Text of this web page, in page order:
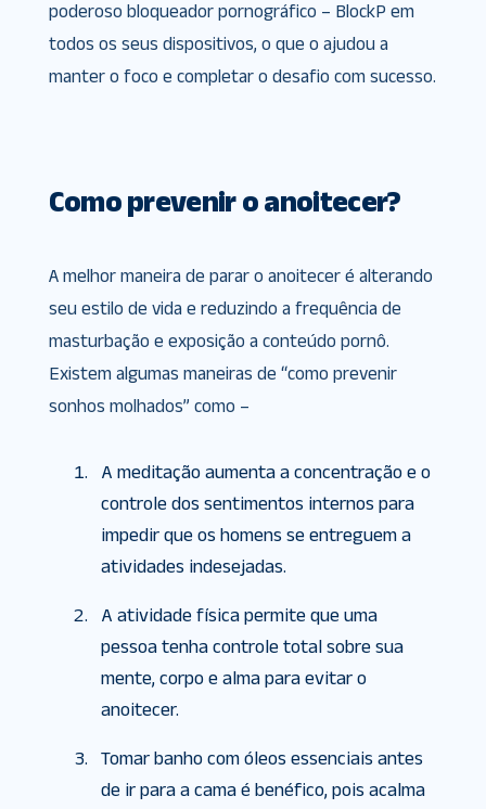
poderoso bloqueador pornográfico – BlockP em
todos os seus dispositivos, o que o ajudou a
manter o foco e completar o desafio com sucesso.
Como prevenir o anoitecer?
A melhor maneira de parar o anoitecer é alterando
seu estilo de vida e reduzindo a frequência de
masturbação e exposição a conteúdo pornô.
Existem algumas maneiras de “como prevenir
sonhos molhados” como –
A meditação aumenta a concentração e o
controle dos sentimentos internos para
impedir que os homens se entreguem a
atividades indesejadas.
A atividade física permite que uma
pessoa tenha controle total sobre sua
mente, corpo e alma para evitar o
anoitecer.
Tomar banho com óleos essenciais antes
de ir para a cama é benéfico, pois acalma